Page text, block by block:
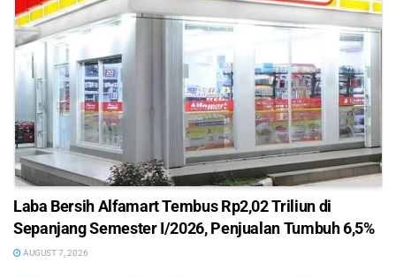
Laba Bersih Alfamart Tembus Rp2,02 Triliun di
Sepanjang Semester I/2026, Penjualan Tumbuh 6,5%
AUGUST 7, 2026